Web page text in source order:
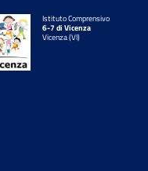
Istituto Comprensivo
6-7 di Vicenza
Vicenza (VI)